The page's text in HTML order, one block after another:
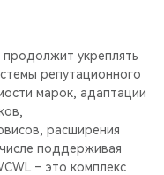
укреплять
репутационного
марок, адаптации
расширения
поддерживая
– это комплекс